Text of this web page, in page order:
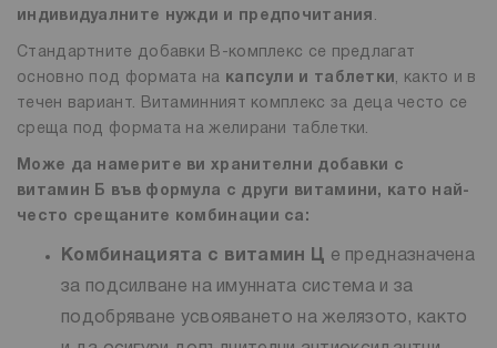
индивидуалните нужди и предпочитания .
Стандартните добавки B-комплекс се предлагат
основно под формата на
капсули и таблетки , както и в
течен вариант. Витаминният комплекс за деца често се
среща под формата на желирани таблетки.
Може да намерите ви хранителни добавки с
витамин Б във формула с други витамини, като най-
често срещаните комбинации са:
Комбинацията с витамин Ц е предназначена
за подсилване на имунната система и за
подобряване усвояването на желязото, както